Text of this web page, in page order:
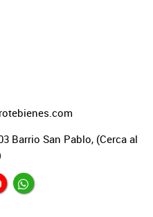
Barrio San Pablo, (Cerca al